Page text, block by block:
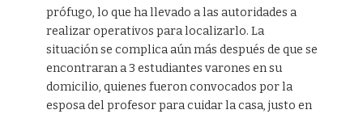
prófugo, lo que ha llevado a las autoridades a
realizar operativos para localizarlo. La
situación se complica aún más después de que se
encontraran a 3 estudiantes varones en su
domicilio, quienes fueron convocados por la
esposa del profesor para cuidar la casa, justo en